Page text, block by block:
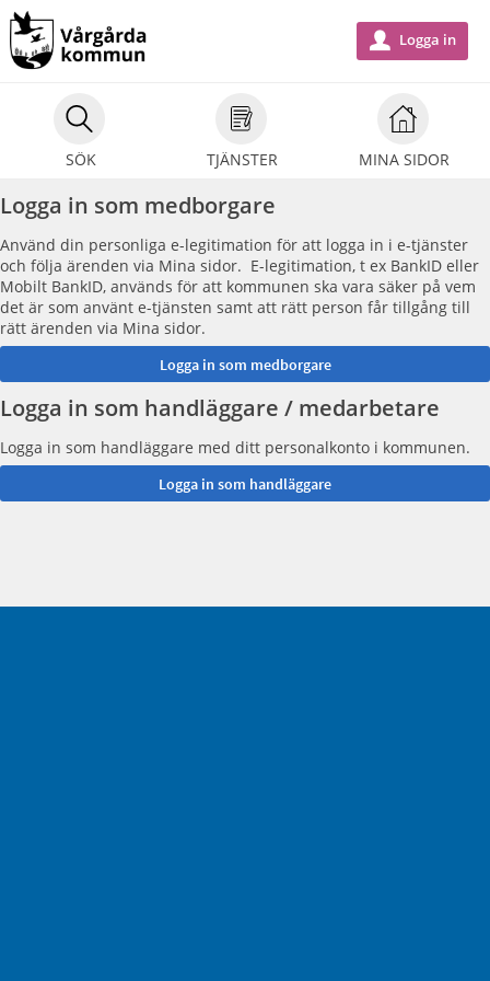
Välkommen
till
e-
tjänster
Vårgårda
kommun
SÖK TJÄNSTER MINA SIDOR
u Logga in
Logga in som medborgare
Använd din personliga e-legitimation för att logga in i e-tjänster
och följa ärenden via Mina sidor. E-legitimation, t ex BankID eller
Mobilt BankID, används för att kommunen ska vara säker på vem
det är som använt e-tjänsten samt att rätt person får tillgång till
rätt ärenden via Mina sidor.
Logga in som handläggare / medarbetare
Logga in som handläggare med ditt personalkonto i kommunen.